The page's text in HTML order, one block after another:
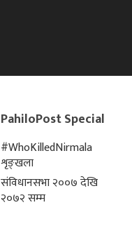
PahiloPost Special
#WhoKilledNirmala
शृङ्खला
संविधानसभा २००७ देखि
२०७२ सम्म